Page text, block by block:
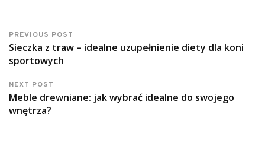
PREVIOUS POST
Sieczka z traw – idealne uzupełnienie diety dla koni
sportowych
NEXT POST
Meble drewniane: jak wybrać idealne do swojego
wnętrza?